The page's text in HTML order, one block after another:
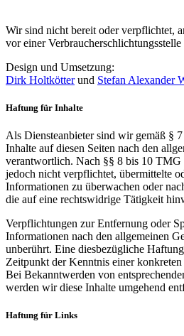
Wir sind nicht bereit oder verpflichtet,
vor einer
Design und Umsetzung:
Dirk Holtkötterund Stefan Alexander
Haftung für Inhalte
Als Diensteanbieter sind wir gemäß §
Inhalte auf diesen Seiten nach den
verantwortlich. Nach §§ 8 bis 10 TMG
jedoch nicht verpflichtet, übermittelte
Informationen zu überwachen oder
die auf eine rechtswidrige Tätigkeit
Verpflichtungen zur Entfernung oder
Informationen nach den allgemeinen
unberührt. Eine diesbezügliche
Zeitpunkt der Kenntnis einer
Bei Bekanntwerden von
werden wir diese Inhalte umgehend
Haftung für Links